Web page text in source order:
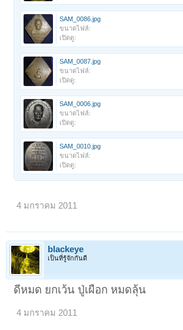
SAM_0086.jpg
ขนาดไฟล์:
เปิดดู:
SAM_0087.jpg
ขนาดไฟล์:
เปิดดู:
SAM_0006.jpg
ขนาดไฟล์:
เปิดดู:
SAM_0010.jpg
ขนาดไฟล์:
เปิดดู:
4 มกราคม 2011
blackeye
เป็นที่รู้จักกันดี
ดีหมด ยกเว้น ปู่เผือก หมดลุ้น
4 มกราคม 2011